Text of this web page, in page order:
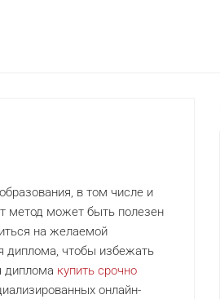
в том числе и
метод может быть полезен
на желаемой
диплома, чтобы избежать
диплома купить срочно
онлайн-